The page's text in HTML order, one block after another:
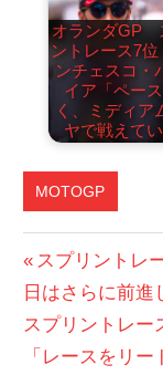
オランダGP
ントレース7
ンチェスコ・
イア「ペー
く、ミディア
ヤで戦えてい
MOTOGP
投
稿
ナ
前
の
投
稿:
スプリントレ
日はさらに前進
次
の
スプリントレ
「レースをリ